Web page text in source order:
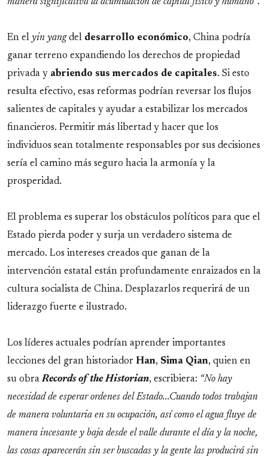
En el yin yangdel desarrollo económico, China podría
ganar terreno expandiendo los derechos de propiedad
privada y abriendo sus mercados de capitales. Si esto
resulta efectivo, esas reformas podrían reversar los flujos
salientes de capitales y ayudar a estabilizar los mercados
financieros. Permitir más libertad y hacer que los
individuos sean totalmente responsables por sus decisiones
sería el camino más seguro hacia la armonía y la
prosperidad.
El problema es superar los obstáculos políticos para que el
Estado pierda poder y surja un verdadero sistema de
mercado. Los intereses creados que ganan de la
intervención estatal están profundamente enraizados en la
cultura socialista de China. Desplazarlos requerirá de un
liderazgo fuerte e ilustrado.
Los líderes actuales podrían aprender importantes
lecciones del gran historiador Han, Sima Qian, quien en
su obraRecords of the Historian, escribiera: “No hay
necesidad de esperar ordenes del Estado...Cuando todos trabajan
de manera voluntaria en su ocupación, así como el agua fluye de
manera incesante y baja desde el valle durante el día y la noche,
las cosas aparecerán sin ser buscadas y la gente las producirá sin